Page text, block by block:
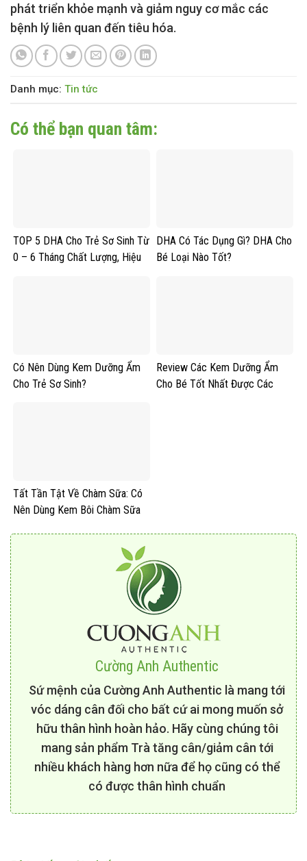
phát triển khỏe mạnh và giảm nguy cơ mắc các
bệnh lý liên quan đến tiêu hóa.
Danh mục: Tin tức
Có thể bạn quan tâm:
TOP 5 DHA Cho Trẻ Sơ Sinh Từ
0 – 6 Tháng Chất Lượng, Hiệu
DHA Có Tác Dụng Gì? DHA Cho
Bé Loại Nào Tốt?
Có Nên Dùng Kem Dưỡng Ẩm
Cho Trẻ Sơ Sinh?
Review Các Kem Dưỡng Ẩm
Cho Bé Tốt Nhất Được Các
Tất Tần Tật Về Chàm Sữa: Có
Nên Dùng Kem Bôi Chàm Sữa
Cường Anh Authentic
Sứ mệnh của Cường Anh Authentic là mang tới
vóc dáng cân đối cho bất cứ ai mong muốn sở
hữu thân hình hoàn hảo. Hãy cùng chúng tôi
mang sản phẩm Trà tăng cân/giảm cân tới
nhiều khách hàng hơn nữa để họ cũng có thể
có được thân hình chuẩn